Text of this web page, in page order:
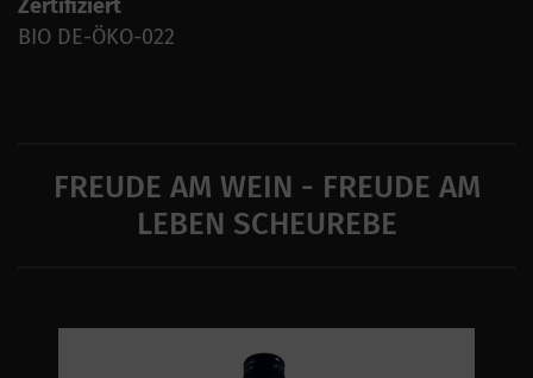
Zertifiziert
BIO DE-ÖKO-022
FREUDE AM WEIN - FREUDE AM
LEBEN SCHEUREBE